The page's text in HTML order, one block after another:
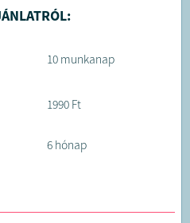
10 munkanap
1990 Ft
6 hónap